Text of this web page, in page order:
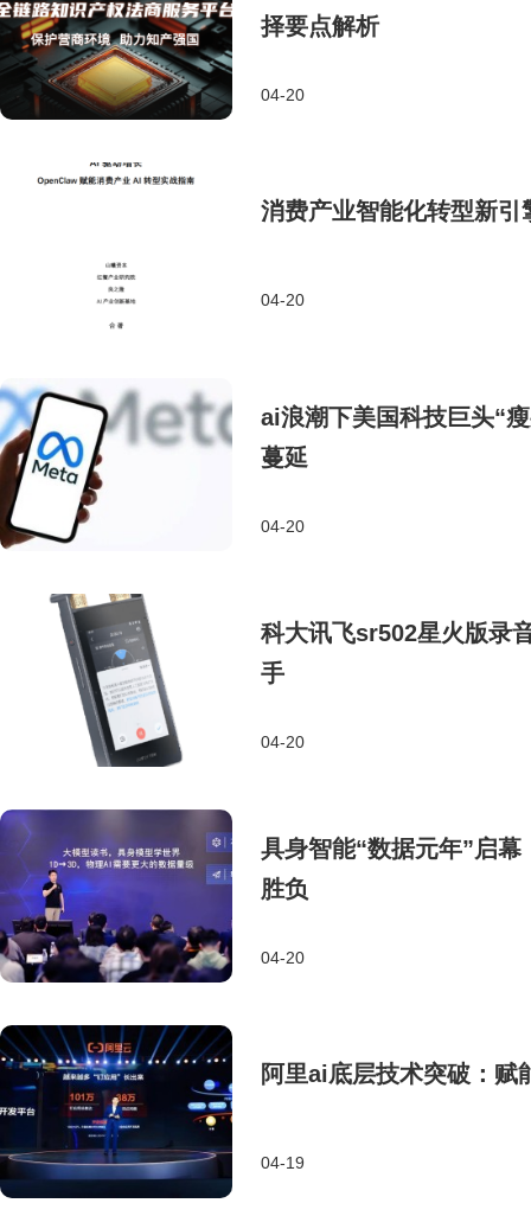
择要点解析
04-20
消费产业智能化转型新
04-20
ai浪潮下美国科技巨头“
蔓延
04-20
科大讯飞sr502星火版录
手
04-20
具身智能“数据元年”启
胜负
04-20
阿里ai底层技术突破：赋
04-19